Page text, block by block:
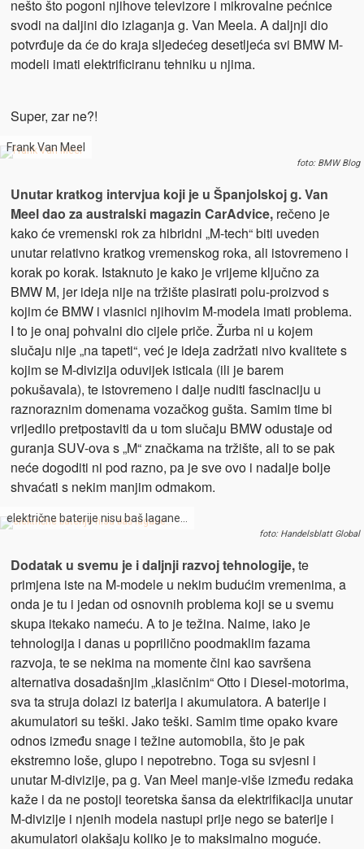
nešto što pogoni njihove televizore i mikrovalne pećnice
svodi na daljini dio izlaganja g. Van Meela. A daljnji dio
potvrđuje da će do kraja sljedećeg desetljeća svi BMW M-
modeli imati elektrificiranu tehniku u njima.
Super, zar ne?!
Frank Van Meel
foto: BMW Blog
Unutar kratkog intervjua koji je u Španjolskoj g. Van
Meel dao za australski magazin CarAdvice,rečeno je
kako će vremenski rok za hibridni „M-tech“ biti uveden
unutar relativno kratkog vremenskog roka, ali istovremeno i
korak po korak. Istaknuto je kako je vrijeme ključno za
BMW M, jer ideja nije na tržište plasirati polu-proizvod s
kojim će BMW i vlasnici njihovim M-modela imati problema.
I to je onaj pohvalni dio cijele priče. Žurba ni u kojem
slučaju nije „na tapeti“, već je ideja zadržati nivo kvalitete s
kojim se M-divizija oduvijek isticala (ili je barem
pokušavala), te istovremeno i dalje nuditi fascinaciju u
raznoraznim domenama vozačkog gušta. Samim time bi
vrijedilo pretpostaviti da u tom slučaju BMW odustaje od
guranja SUV-ova s „M“ značkama na tržište, ali to se pak
neće dogoditi ni pod razno, pa je sve ovo i nadalje bolje
shvaćati s nekim manjim odmakom.
električne baterije nisu baš lagane…
foto: Handelsblatt Global
Dodatak u svemu je i daljnji razvoj tehnologije,te
primjena iste na M-modele u nekim budućim vremenima, a
onda je tu i jedan od osnovnih problema koji se u svemu
skupa itekako nameću. A to je težina. Naime, iako je
tehnologija i danas u poprilično poodmaklim fazama
razvoja, te se nekima na momente čini kao savršena
alternativa dosadašnjim „klasičnim“ Otto i Diesel-motorima,
sva ta struja dolazi iz baterija i akumulatora. A baterije i
akumulatori su teški. Jako teški. Samim time opako kvare
odnos između snage i težine automobila, što je pak
ekstremno loše, glupo i nepotrebno. Toga su svjesni i
unutar M-divizije, pa g. Van Meel manje-više između redaka
kaže i da ne postoji teoretska šansa da elektrifikacija unutar
M-divizije i njenih modela nastupi prije nego se baterije i
akumulatori olakšaju koliko je to maksimalno moguće.